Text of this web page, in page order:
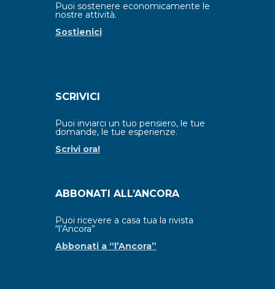
Puoi sostenere economicamente le
nostre attività.
Sostienici
SCRIVICI
Puoi inviarci un tuo pensiero, le tue
domande, le tue esperienze.
Scrivi ora!
ABBONATI ALL’ANCORA
Puoi ricevere a casa tua la rivista
“l’Ancora”
Abbonati a “l’Ancora”